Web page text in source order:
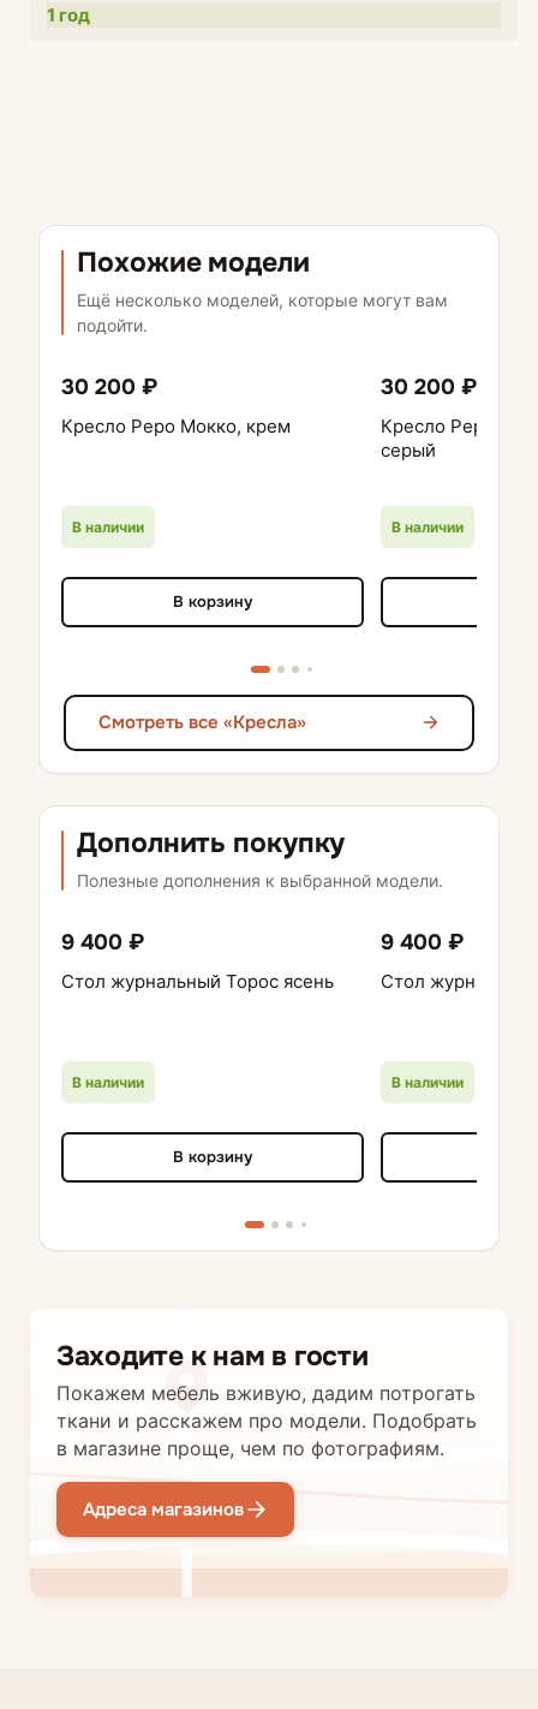
1 год
Похожие модели
Ещё несколько моделей, которые могут вам
подойти.
30 200 ₽
Кресло Реро Мокко, крем
В наличии
В корзину
30 200 ₽
Кресло Реро
серый
В наличии
Смотреть все «Кресла»
Дополнить покупку
Полезные дополнения к выбранной модели.
9 400 ₽
Стол журнальный Торос ясень
В наличии
В корзину
9 400 ₽
Стол
В наличии
Заходите к нам в гости
Покажем мебель вживую, дадим потрогать
ткани и расскажем про модели. Подобрать
в магазине проще, чем по фотографиям.
Адреса магазинов